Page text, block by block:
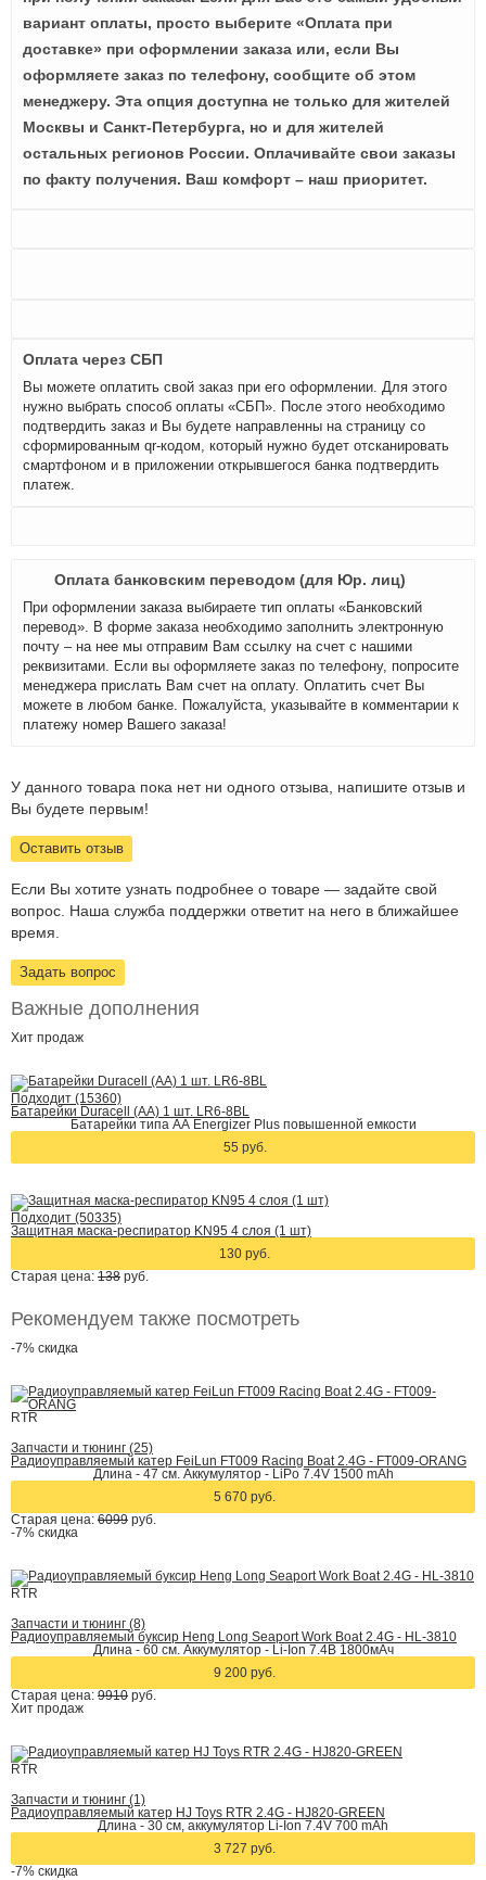
вариант оплаты, просто выберите «Оплата при
доставке» при оформлении заказа или, если Вы
оформляете заказ по телефону, сообщите об этом
менеджеру. Эта опция доступна не только для жителей
Москвы и Санкт-Петербурга, но и для жителей
остальных регионов России. Оплачивайте свои заказы
по факту получения. Ваш комфорт – наш приоритет.
Оплата через СБП
Вы можете оплатить свой заказ при его оформлении. Для этого
нужно выбрать способ оплаты «СБП». После этого необходимо
подтвердить заказ и Вы будете направленны на страницу со
сформированным qr-кодом, который нужно будет отсканировать
смартфоном и в приложении открывшегося банка подтвердить
платеж.
Оплата банковским переводом (для Юр. лиц)
При оформлении заказа выбираете тип оплаты «Банковский
перевод». В форме заказа необходимо заполнить электронную
почту – на нее мы отправим Вам ссылку на счет с нашими
реквизитами. Если вы оформляете заказ по телефону, попросите
менеджера прислать Вам счет на оплату. Оплатить счет Вы
можете в любом банке. Пожалуйста, указывайте в комментарии к
платежу номер Вашего заказа!
У данного товара пока нет ни одного отзыва, напишите отзыв и
Вы будете первым!
Оставить отзыв
Если Вы хотите узнать подробнее о товаре — задайте свой
вопрос. Наша служба поддержки ответит на него в ближайшее
время.
Задать вопрос
Важные дополнения
Хит продаж
Подходит (15360)
Батарейки Duracell (АА) 1 шт. LR6-8BL
Батарейки типа АА Energizer Plus повышенной емкости
55 руб.
Подходит (50335)
Защитная маска-респиратор KN95 4 слоя (1 шт)
130 руб.
Старая цена: 138 руб.
Рекомендуем также посмотреть
-7% скидка
RTR
Запчасти и тюнинг (25)
Радиоуправляемый катер FeiLun FT009 Racing Boat 2.4G - FT009-ORANG
Длина - 47 см. Аккумулятор - LiPo 7.4V 1500 mAh
5 670 руб.
Старая цена: 6099 руб.
-7% скидка
RTR
Запчасти и тюнинг (8)
Радиоуправляемый буксир Heng Long Seaport Work Boat 2.4G - HL-3810
Длина - 60 см. Аккумулятор - Li-Ion 7.4В 1800мАч
9 200 руб.
Старая цена: 9910 руб.
Хит продаж
RTR
Запчасти и тюнинг (1)
Радиоуправляемый катер HJ Toys RTR 2.4G - HJ820-GREEN
Длина - 30 см, аккумулятор Li-Ion 7.4V 700 mAh
3 727 руб.
-7% скидка